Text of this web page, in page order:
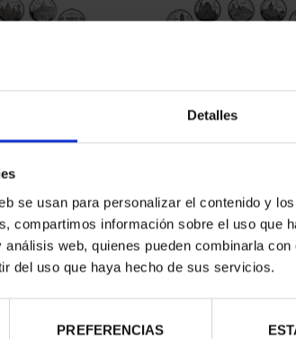
Detalles
se usan para personalizar el contenido y
compartimos información sobre el uso que
web, quienes pueden combinarla
del uso que haya hecho de sus servicios.
PREFERENCIAS
CAPITALES DE
1
€
registrados
SUSCRIPCIÓN
PROVINCIA 2
949,00 €